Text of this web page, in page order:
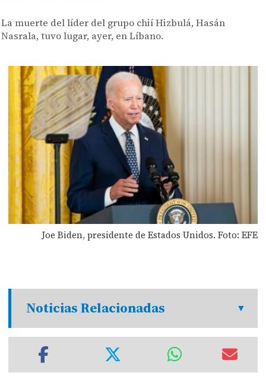
La muerte del líder del grupo chií Hizbulá, Hasán
Nasrala, tuvo lugar, ayer, en Líbano.
Joe Biden, presidente de Estados Unidos. Foto: EFE
Noticias Relacionadas